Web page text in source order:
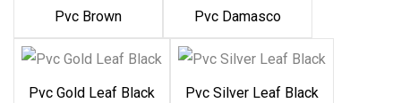
Pvc Brown Pvc Damasco
Pvc Gold Leaf Black Pvc Silver Leaf Black